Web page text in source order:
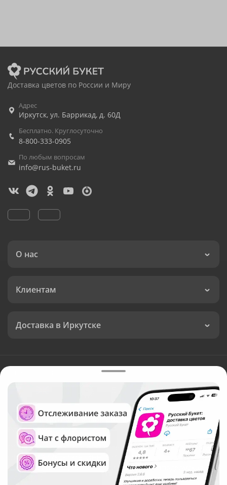
Доставка цветов по России и Миру
Адрес
Иркутск, ул. Баррикад, д. 60Д
Бесплатно. Круглосуточно
8-800-333-0905
По любым вопросам
info@rus-buket.ru
О нас
Клиентам
Доставка в Иркутске
Валюта:
Служба круглосуточной доставки цветов в Иркутске
Русский Букет, 2026
Общество с ограниченной ответственностью «Технология»
ОГРН: 1195476081745, ИНН: 5410081997
Юридический адрес: г. Новосибирск, ул. Ипподромская,